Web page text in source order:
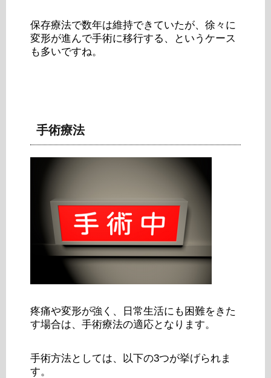
保存療法で数年は維持できていたが、徐々に
変形が進んで手術に移行する、というケース
も多いですね。
手術療法
疼痛や変形が強く、日常生活にも困難をきた
す場合は、手術療法の適応となります。
手術方法としては、以下の3つが挙げられま
す。